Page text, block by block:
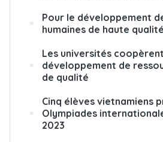
Pour le développement
humaines de haute qualité
Les universités
développement de
de qualité
Cinq élèves vietnamiens
Olympiades
2023